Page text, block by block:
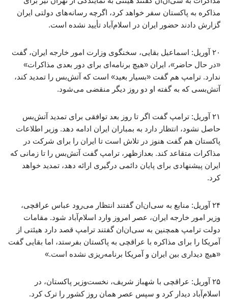
مذاکره به پاکستان سفر خواهد کرد، اگرچه رسانه‌های دولتی ایران
گزارش دادند حضور ایران در اسلام‌آباد تأیید نشده است.
۲۰ آوریل: اسماعیل بقایی، سخنگوی وزارت امور خارجه ایران، گفت
«در حال حاضر»، ایران «هیچ برنامه‌ای برای دور بعدی مذاکرات»
ندارد. ترامپ هم گفت «بسیار بعید» است که آتش‌بس را تمدید کند،
آتش‌بسی که به گفته او دو روز دیگر منقضی می‌شود.
۲۱ آوریل: ترامپ گفت اگر تا روز بعد توافقی برای تمدید آتش‌بس
حاصل نشود، انتظار دارد به بمباران ایران ادامه دهد. وزیر اطلاعات
پاکستان هم گفت هنوز در تلاش است تا ایران را برای شرکت در
مذاکرات متقاعد کند. بعدازظهر، ترامپ گفت آتش‌بس را تا زمانی که
ایران پیشنهادی برای پایان دائمی درگیری ارائه دهد، تمدید خواهد
کرد.
۲۴ آوریل: منابع به سی‌ان‌ان گفتند انتظار می‌رود عباس عراقچی،
وزیر امور خارجه ایران، عصر امروز وارد اسلام‌آباد شود. مقامات
دولت ترامپ همچنین به سی‌ان‌ان گفتند ترامپ قصد دارد هیئتی از
آمریکا را برای مذاکره با عراقچی به پاکستان بفرستد، اما بقایی گفت
«هیچ دیداری بین ایران و آمریکا برنامه‌ریزی نشده است.»
۲۵ آوریل: عراقچی با شهباز شریف، نخست‌وزیر پاکستان، در
اسلام‌آباد دیدار کرد و سپس عصر همان روز کشور را ترک کرد.